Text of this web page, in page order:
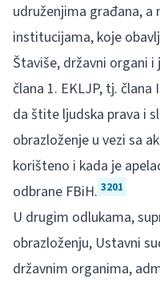
udruženjima građana,
institucijama, koje
Štaviše, državni organi
člana 1. EKLJP, tj.
da štite ljudska prava i
obrazloženje u vezi sa
korišteno i kada je
odbrane FBiH. 3201
U drugim odlukama,
obrazloženju, Ustavni
državnim organima,